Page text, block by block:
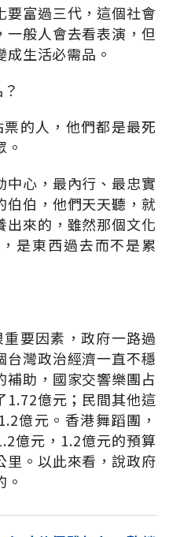
要富過三代，這個社會
般人會去看表演，但
生活必需品。
的人，他們都是最死
中心，最內行、最忠實
伯伯，他們天天聽，就
來的，雖然那個文化
是東西過去而不是累
要因素，政府一路過
台灣政治經濟一直不穩
補助，國家交響樂團占
1.72億元；民間其他這
億元。香港舞蹈團，
億元，1.2億元的預算
里。以此來看，說政府